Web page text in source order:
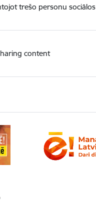
trešo personu sociālos
content